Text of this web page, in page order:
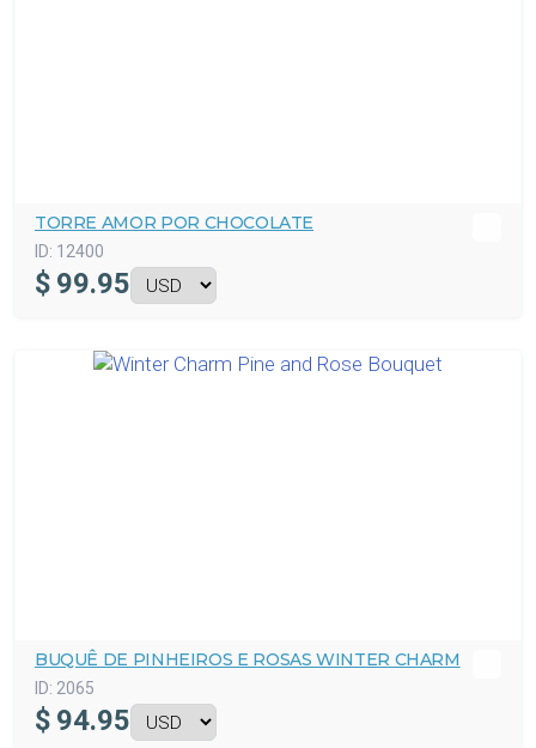
TORRE AMOR POR CHOCOLATE
ID: 12400
$ 99.95
BUQUÊ DE PINHEIROS E ROSAS WINTER CHARM
ID: 2065
$ 94.95